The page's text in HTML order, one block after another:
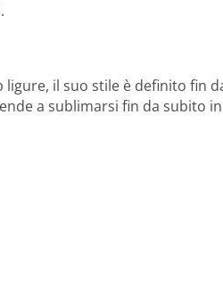
ligure, il suo stile è definito fin
a sublimarsi fin da subito